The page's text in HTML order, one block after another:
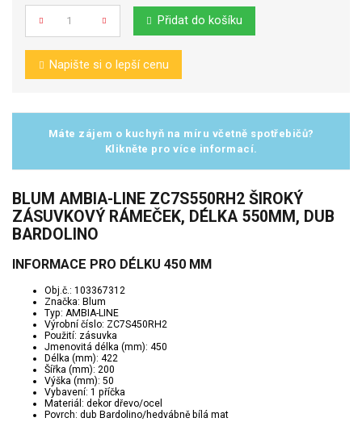
Počet Přidat do košíku
Napište si o lepší cenu
Máte zájem o kuchyň na míru včetně spotřebičů?
Klikněte pro více informací.
BLUM AMBIA-LINE ZC7S550RH2 ŠIROKÝ
ZÁSUVKOVÝ RÁMEČEK, DÉLKA 550MM, DUB
BARDOLINO
INFORMACE PRO DÉLKU 450 MM
Obj.č.: 103367312
Značka: Blum
Typ: AMBIA-LINE
Výrobní číslo: ZC7S450RH2
Použití: zásuvka
Jmenovitá délka (mm): 450
Délka (mm): 422
Šířka (mm): 200
Výška (mm): 50
Vybavení: 1 příčka
Materiál: dekor dřevo/ocel
Povrch: dub Bardolino/hedvábně bílá mat